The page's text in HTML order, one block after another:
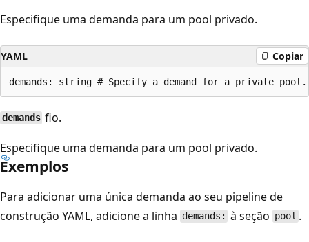
Especifique uma demanda para um pool privado.
YAML Copiar
demands fio.
Especifique uma demanda para um pool privado.
Exemplos
Para adicionar uma única demanda ao seu pipeline de
construção YAML, adicione a linha demands: à seção pool .